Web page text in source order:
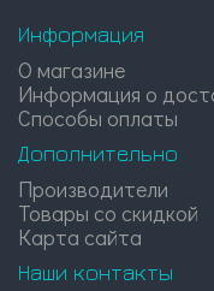
Информация
О магазине
Информация о
Способы оплаты
Дополнительно
Производители
Товары со скидкой
Карта сайта
Наши контакты